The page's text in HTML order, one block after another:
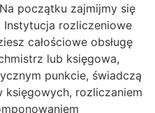
początku zajmijmy się
Instytucja rozliczeniowe
całościowe obsługę
lub księgowa,
punkcie, świadczą
księgowych, rozliczaniem